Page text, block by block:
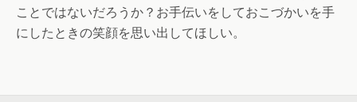
ことではないだろうか？お手伝いをしておこづかいを手
にしたときの笑顔を思い出してほしい。